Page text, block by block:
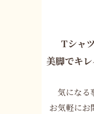
Tシャ
美脚でキ
気になる
お気軽にお